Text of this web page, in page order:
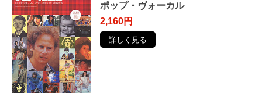
ポップ・ヴォーカル
2,160円
詳しく見る